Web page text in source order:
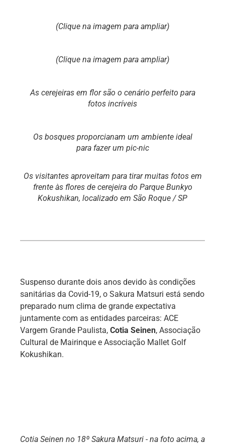
(Clique na imagem para ampliar)
(Clique na imagem para ampliar)
As cerejeiras em flor são o cenário perfeito para
fotos incríveis
Os bosques proporcianam um ambiente ideal
para fazer um pic-nic
Os visitantes aproveitam para tirar muitas fotos em
frente às flores de cerejeira do Parque Bunkyo
Kokushikan, localizado em São Roque / SP
Suspenso durante dois anos devido às condições
sanitárias da Covid-19, o Sakura Matsuri está sendo
preparado num clima de grande expectativa
juntamente com as entidades parceiras: ACE
Vargem Grande Paulista, Cotia Seinen, Associação
Cultural de Mairinque e Associação Mallet Golf
Kokushikan.
Cotia Seinen no 18º Sakura Matsuri - na foto acima, a